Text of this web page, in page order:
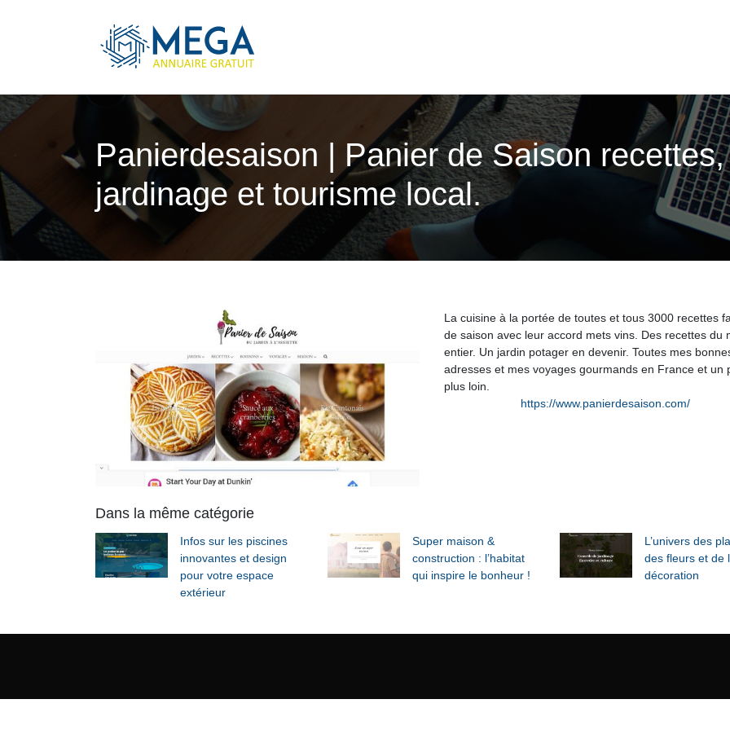
Panier­desai­son | Panier de Saison
jardinage et tourisme local.
La cuisine à la portée de toutes et tous 3000 recettes
de saison avec leur accord mets vins. Des recettes du
entier. Un jardin potager en devenir. Toutes mes
adresses et mes voyages gourmands en France et un
plus loin.
https://www.panierdesaison.com/
Dans la même catégorie
Infos sur les piscines
innovantes et design
pour votre espace
extérieur
Super maison &
construction : l’habitat
qui inspire le bonheur !
L’univers des
des fleurs et de
décoration